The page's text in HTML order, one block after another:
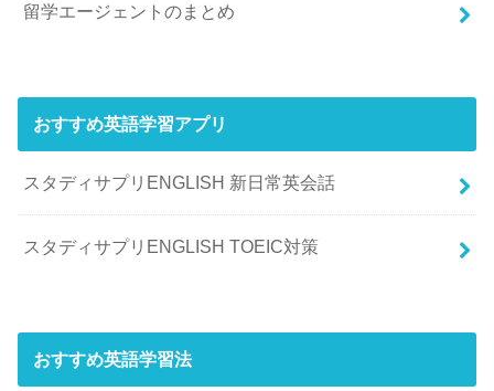
留学エージェントのまとめ
おすすめ英語学習アプリ
スタディサプリENGLISH 新日常英会話
スタディサプリENGLISH TOEIC対策
おすすめ英語学習法